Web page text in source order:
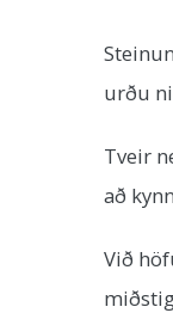
urðu
Tveir
að
Við